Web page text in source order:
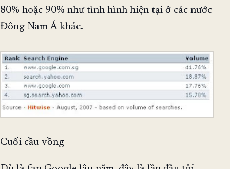
80% hoặc 90% như tình hình hiện tại ở các nước
Đông Nam Á khác.
Cuối cầu vồng